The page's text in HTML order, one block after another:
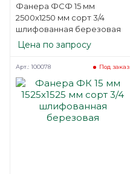
Фанера ФСФ 15 мм
2500х1250 мм сорт 3/4
шлифованная березовая
Цена по запросу
Под заказ
Арт.: 100078